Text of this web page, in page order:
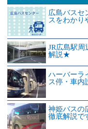
広島バスセ
スをわか
JR広島駅周
解説★
ハーバーラ
ス停・車内
神姫バスの
徹底解説で